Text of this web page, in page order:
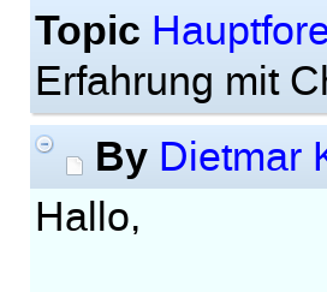
Topic
Erfahrung mit
By Dietmar
Hallo,